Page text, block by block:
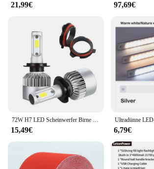
21,99€ 97,69€
72W H7 LED Scheinwerfer Birne für Bmw E39 E46 E60 E61 F10 F11 F07 F85 G30 G31 G38 8000lm H7 Led-lampe Licht H7 Led Sockel Adapter
15,49€ 6,79€